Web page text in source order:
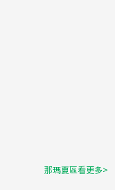
那瑪夏區看更多>